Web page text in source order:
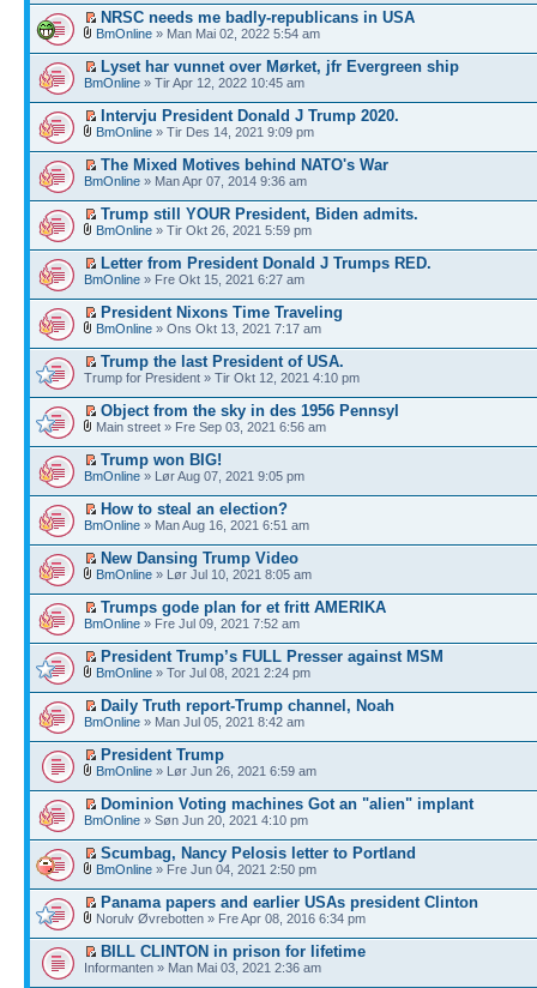
NRSC needs me badly-republicans in USA
BmOnline » Man Mai 02, 2022 5:54 am
Lyset har vunnet over Mørket, jfr Evergreen ship
BmOnline » Tir Apr 12, 2022 10:45 am
Intervju President Donald J Trump 2020.
BmOnline » Tir Des 14, 2021 9:09 pm
The Mixed Motives behind NATO's War
BmOnline » Man Apr 07, 2014 9:36 am
Trump still YOUR President, Biden admits.
BmOnline » Tir Okt 26, 2021 5:59 pm
Letter from President Donald J Trumps RED.
BmOnline » Fre Okt 15, 2021 6:27 am
President Nixons Time Traveling
BmOnline » Ons Okt 13, 2021 7:17 am
Trump the last President of USA.
Trump for President » Tir Okt 12, 2021 4:10 pm
Object from the sky in des 1956 Pennsyl
Main street » Fre Sep 03, 2021 6:56 am
Trump won BIG!
BmOnline » Lør Aug 07, 2021 9:05 pm
How to steal an election?
BmOnline » Man Aug 16, 2021 6:51 am
New Dansing Trump Video
BmOnline » Lør Jul 10, 2021 8:05 am
Trumps gode plan for et fritt AMERIKA
BmOnline » Fre Jul 09, 2021 7:52 am
President Trump’s FULL Presser against MSM
BmOnline » Tor Jul 08, 2021 2:24 pm
Daily Truth report-Trump channel, Noah
BmOnline » Man Jul 05, 2021 8:42 am
President Trump
BmOnline » Lør Jun 26, 2021 6:59 am
Dominion Voting machines Got an "alien" implant
BmOnline » Søn Jun 20, 2021 4:10 pm
Scumbag, Nancy Pelosis letter to Portland
BmOnline » Fre Jun 04, 2021 2:50 pm
Panama papers and earlier USAs president Clinton
Norulv Øvrebotten » Fre Apr 08, 2016 6:34 pm
BILL CLINTON in prison for lifetime
Informanten » Man Mai 03, 2021 2:36 am